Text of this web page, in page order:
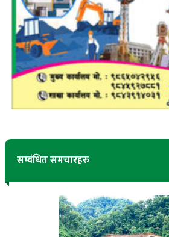
सम्बंधित समचारहरु